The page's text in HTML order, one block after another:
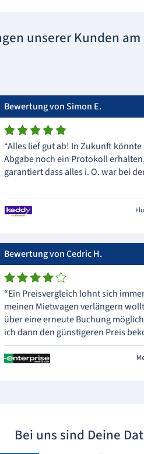
unserer Kunden
Bewertung von Simon E.
“Alles lief gut ab! In Zukunft
Abgabe noch ein Protokoll
garantiert dass alles i. O. war bei
Bewertung von Cedric H.
“Ein Preisvergleich lohnt sich
meinen Mietwagen verlängern
über eine erneute Buchung
ich dann den günstigeren Preis
Bei uns sind Deine